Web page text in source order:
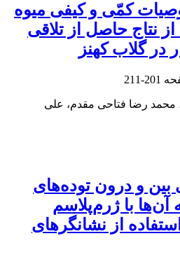
کمّی و کیفی میوه
نتاج حاصل از تلاقی
در گلاب کهنز
201-211
محمد رضا فتاحی مقدم، علی
بین و درون توده‌های
آن‌ها با ژرم‌پلاسم
از نشانگرهای